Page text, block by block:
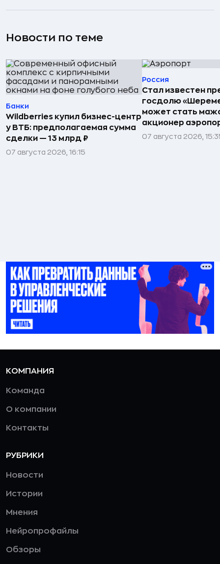
Новости по теме
Банки
Wildberries купил бизнес-центр
у ВТБ: предполагаемая сумма
сделки — 13 млрд ₽
07 августа 2026, 16:15
Россия
Стал известен
госдолю
может стать
акционер
07 августа 2026,
КОМПАНИЯ
Команда
О компании
Контакты
РУБРИКИ
Новости
Истории
Мнения
Нейропрофайлы
Обзоры